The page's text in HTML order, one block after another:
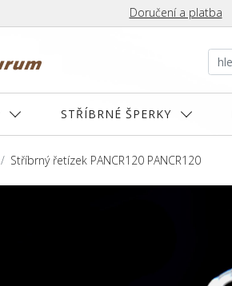
Doručení a platba
STŘÍBRNÉ ŠPERKY
Stříbrný řetízek PANCR120 PANCR120